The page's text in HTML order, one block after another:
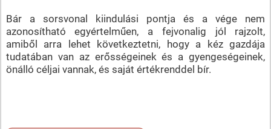
Bár a sorsvonal kiindulási pontja és a vége nem
azonosítható egyértelműen, a fejvonalig jól rajzolt,
amiből arra lehet következtetni, hogy a kéz gazdája
tudatában van az erősségeinek és a gyengeségeinek,
önálló céljai vannak, és saját értékrenddel bír.